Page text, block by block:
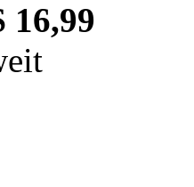
16,99